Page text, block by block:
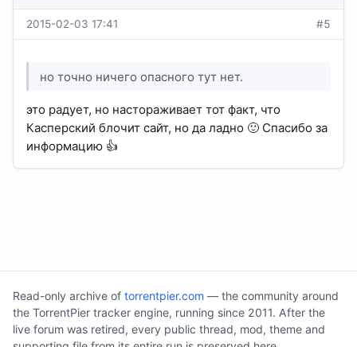
2015-02-03 17:41 #5
но точно ничего опасного тут нет.
это радует, но настораживает тот факт, что
Касперский блочит сайт, но да ладно 🙂 Спасибо за
информацию 👍
Read-only archive of torrentpier.com — the community around
the TorrentPier tracker engine, running since 2011. After the
live forum was retired, every public thread, mod, theme and